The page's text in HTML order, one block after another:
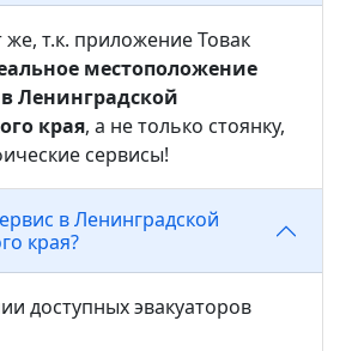
же, т.к. приложение Товак
местоположение
Ленинградской
края, а не только стоянку,
сервисы!
в Ленинградской
края?
доступных эвакуаторов